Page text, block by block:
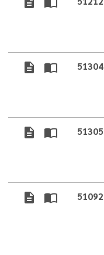
description import_contacts 51304
description import_contacts 51305
description import_contacts 51092